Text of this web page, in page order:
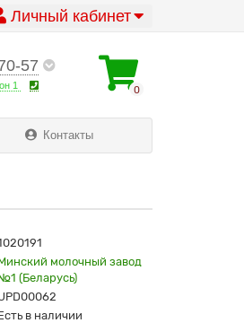
Личный кабинет
57
1 0
Контакты
молочный завод
(Беларусь)
в наличии